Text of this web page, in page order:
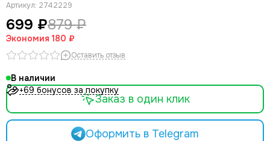
Артикул: 2742229
699 ₽879 ₽
Экономия 180 ₽
Оставить отзыв
В наличии
+69 бонусов за покупку
Оформить в Telegram
Заказ в один клик